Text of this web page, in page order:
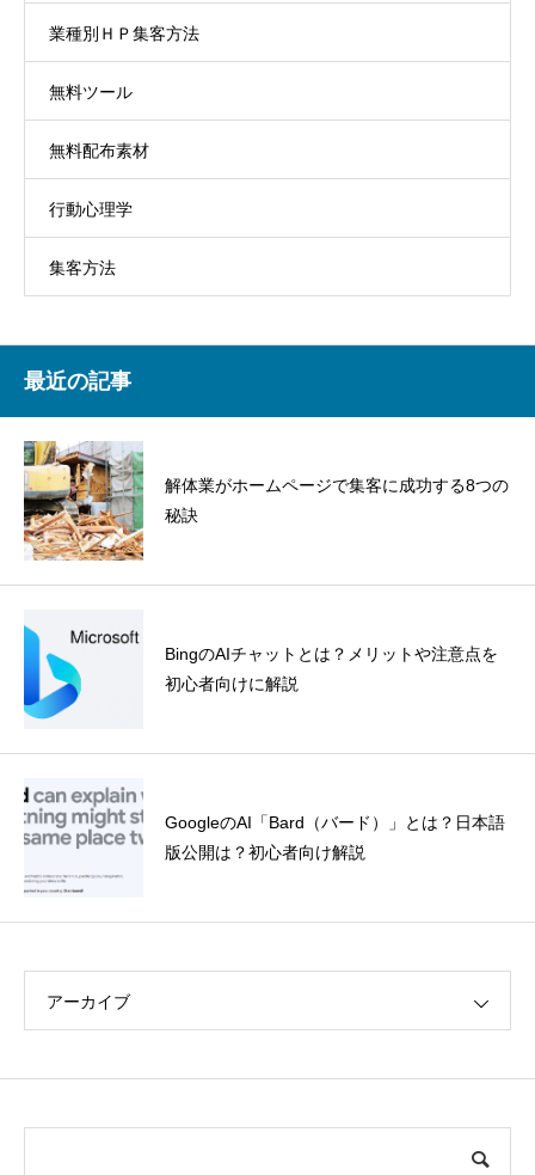
業種別ＨＰ集客方法
無料ツール
無料配布素材
行動心理学
集客方法
最近の記事
解体業がホームページで集客に成功する8つの
秘訣
BingのAIチャットとは？メリットや注意点を
初心者向けに解説
GoogleのAI「Bard（バード）」とは？日本語
版公開は？初心者向け解説
アーカイブ